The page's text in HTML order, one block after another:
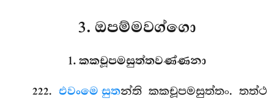
3. ඔපම්මවග්ගො
1. කකචූපමසුත්තවණ්ණනා
222. එවංමෙ සුතන්ති කකචූපමසුත්තං. තත්ථ